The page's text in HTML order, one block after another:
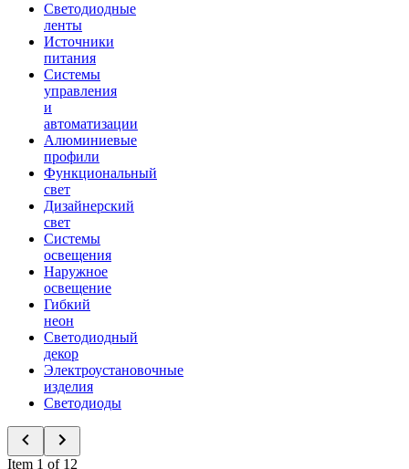
Светодиодные
ленты
Источники
питания
Системы
управления
и
автоматизации
Алюминиевые
профили
Функциональный
свет
Дизайнерский
свет
Системы
освещения
Наружное
освещение
Гибкий
неон
Светодиодный
декор
Электроустановочные
изделия
Светодиоды
Item 1 of 12